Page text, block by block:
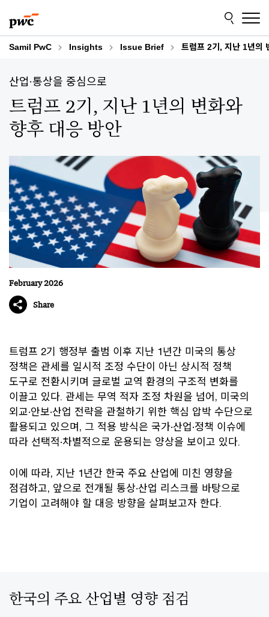
to
content
to
footer
Samil PwC Insights Issue Brief 트럼프 2기, 지난 1년의
산업·통상을 중심으로
트럼프 2기, 지난 1년의 변화와
향후 대응 방안
February 2026
Share
트럼프 2기 행정부 출범 이후 지난 1년간 미국의 통상
정책은 관세를 일시적 조정 수단이 아닌 상시적 정책
도구로 전환시키며 글로벌 교역 환경의 구조적 변화를
이끌고 있다. 관세는 무역 적자 조정 차원을 넘어, 미국의
외교·안보·산업 전략을 관철하기 위한 핵심 압박 수단으로
활용되고 있으며, 그 적용 방식은 국가·산업·정책 이슈에
따라 선택적·차별적으로 운용되는 양상을 보이고 있다.
이에 따라, 지난 1년간 한국 주요 산업에 미친 영향을
점검하고, 앞으로 전개될 통상·산업 리스크를 바탕으로
기업이 고려해야 할 대응 방향을 살펴보고자 한다.
한국의 주요 산업별 영향 점검